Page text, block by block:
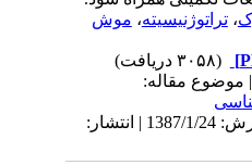
،موش
(۳۰۵۸ دریافت)
مقاله:
دریافت: 1386/4/8 | پذیرش: 1387/1/24 | انتشار: